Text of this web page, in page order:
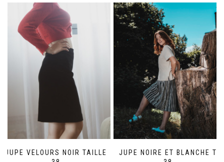
JUPE VELOURS NOIR TAILLE
JUPE NOIRE ET BLANCHE T